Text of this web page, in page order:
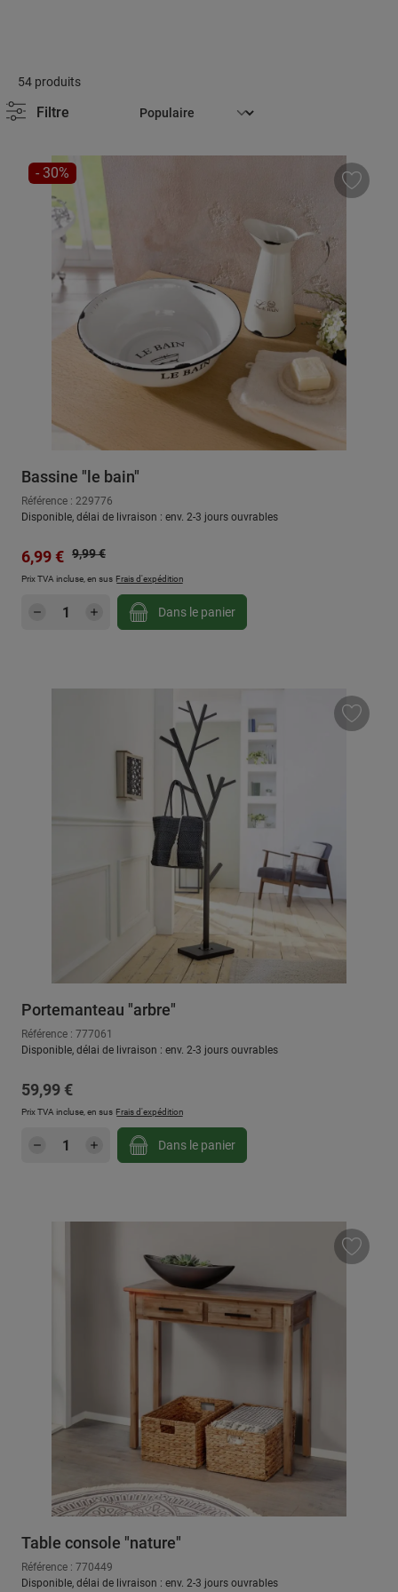
54 produits
Filtre
RÉDUCTION
- 30%
Bassine "le bain"
Référence : 229776
Disponible, délai de livraison : env. 2-3 jours ouvrables
Prix de vente :
6,99 € Prix régulier :
9,99 €
Prix TVA incluse, en sus Frais d'expédition
Quantité de produit : Entrez la quantité
Dans le panier
Portemanteau "arbre"
Référence : 777061
Disponible, délai de livraison : env. 2-3 jours ouvrables
Prix régulier :
59,99 €
Prix TVA incluse, en sus Frais d'expédition
Quantité de produit : Entrez la quantité
Dans le panier
Table console "nature"
Référence : 770449
Disponible, délai de livraison : env. 2-3 jours ouvrables